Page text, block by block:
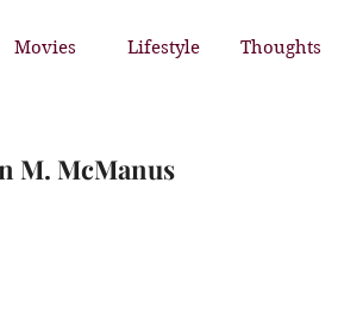
Movies Lifestyle Thoughts
M. McManus